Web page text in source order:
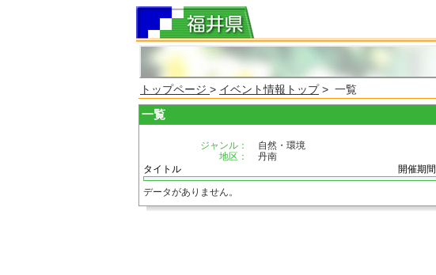
トップページ > イベント情報トップ> 一覧
一覧
ジャンル：
自然・環境
地区：
丹南
タイトル
開催期間
データがありません。